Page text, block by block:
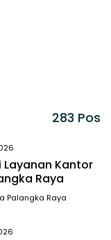
283 Pos
Kantor
Raya
Palangka Raya